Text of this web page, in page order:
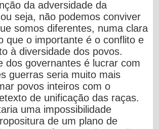
da adversidade da
seja, não podemos conviver
somos diferentes, numa clara
que o importante é o conflito e
à diversidade dos povos.
dos governantes é lucrar com
guerras seria muito mais
povos inteiros com o
de unificação das raças.
uma impossibilidade
de um plano de